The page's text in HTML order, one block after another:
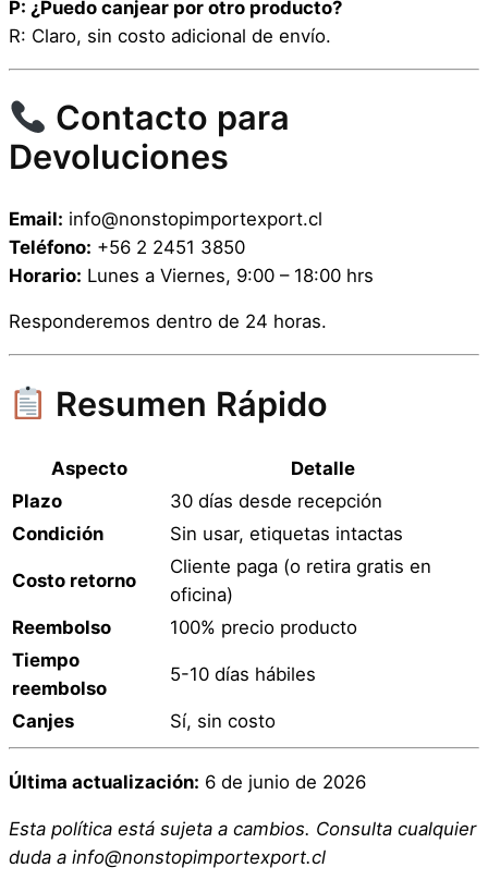
P: ¿Puedo canjear por otro producto?
R: Claro, sin costo adicional de envío.
Contacto para
Devoluciones
Email: info@nonstopimportexport.cl
Teléfono: +56 2 2451 3850
Horario: Lunes a Viernes, 9:00 – 18:00 hrs
Responderemos dentro de 24 horas.
Resumen Rápido
Aspecto
Detalle
Plazo
30 días desde recepción
Condición
Sin usar, etiquetas intactas
Costo retorno
Cliente paga (o retira gratis en
oficina)
Reembolso
100% precio producto
Tiempo
reembolso
5-10 días hábiles
Canjes Sí, sin costo
Última actualización: 6 de junio de 2026
Esta política está sujeta a cambios. Consulta cualquier
duda a info@nonstopimportexport.cl